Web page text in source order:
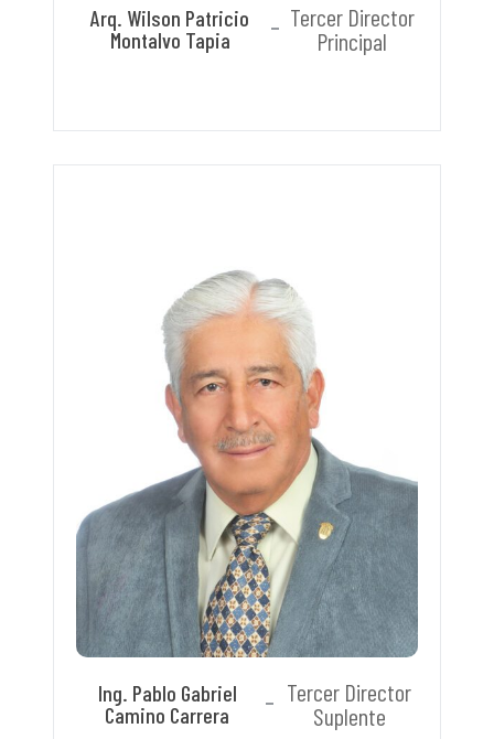
Arq. Wilson Patricio
Montalvo Tapia
Tercer Director
Principal
Ing. Pablo Gabriel
Camino Carrera
Tercer Director
Suplente